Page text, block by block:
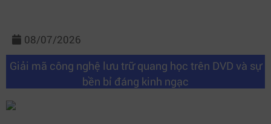
08/07/2026
Giải mã công nghệ lưu trữ quang học trên DVD và sự
bền bỉ đáng kinh ngạc